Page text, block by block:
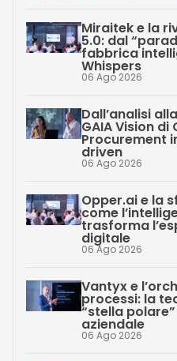
Miraitek e la
5.0: dal
fabbrica
Whispers
06 Ago 2026
Dall’analisi
GAIA Vision
Procurement
driven
06 Ago 2026
Opper.ai e la
come
trasforma
digitale
06 Ago 2026
Vantyx e
processi: la
“stella
aziendale
06 Ago 2026